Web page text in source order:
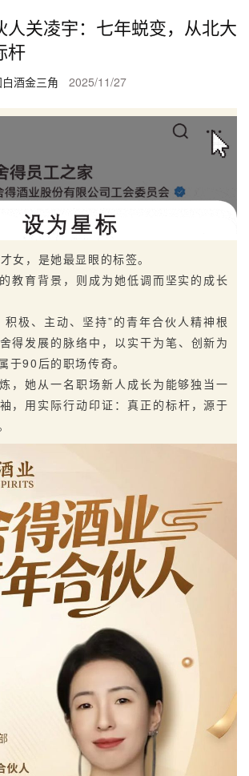
人关凌宇：七年蜕变，从北大
杆
酒金三角 2025/11/27
女，是她最显眼的标签。
教育背景，则成为她低调而坚实的成长
积极、主动、坚持”的青年合伙人精神根
得发展的脉络中，以实干为笔、创新为
于90后的职场传奇。
，她从一名职场新人成长为能够独当一
，用实际行动印证：真正的标杆，源于